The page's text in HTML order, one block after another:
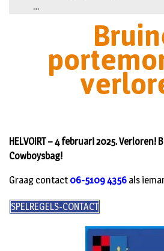
…
HELVOIRT – 4 februari 2025.
Cowboysbag!
Graag contact 06-5109 4356 als
SPELREGELS-CONTACT